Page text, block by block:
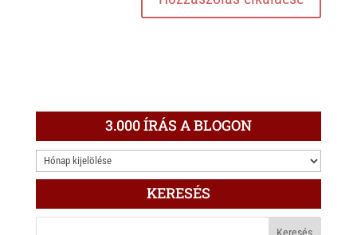
3.000 ÍRÁS A BLOGON
3.000
ÍRÁS
BLOGON
KERESÉS